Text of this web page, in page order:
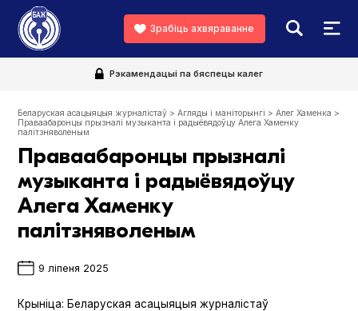
Зрабіць ахвяраванне
Рэкамендацыі па бяспецы калег
Беларуская асацыяцыя журналістаў >Агляды і маніторынгі >Алег Хаменка >
Праваабаронцы прызналі музыканта і радыёвядоўцу Алега Хаменку
палітзняволеным
Праваабаронцы прызналі
музыканта і радыёвядоўцу
Алега Хаменку
палітзняволеным
9 ліпеня 2025
Крыніца: Беларуская асацыяцыя журналістаў